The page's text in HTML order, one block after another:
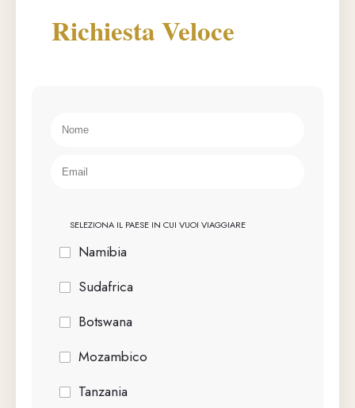
Richiesta Veloce
SELEZIONA IL PAESE IN CUI VUOI VIAGGIARE
Namibia
Sudafrica
Botswana
Mozambico
Tanzania